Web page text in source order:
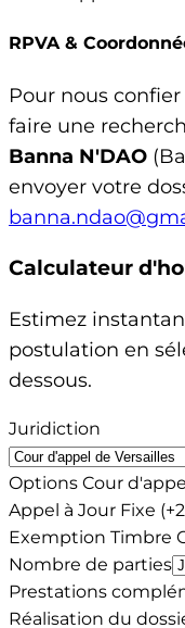
RPVA &
Pour nous
faire une
Banna N'DAO
envoyer votre
Calculateur
Estimez
postulation en
dessous.
Juridiction
Options Cour
Appel à Jour Fixe
Exemption Timbre
Nombre de parties
Prestations
Réalisation du